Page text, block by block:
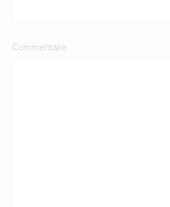
Commentaire